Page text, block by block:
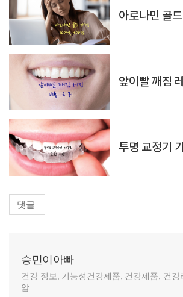
아로나민 골
앞이빨 깨짐
투명 교정기
댓글
승민이아빠
건강 정보, 기능성건강제품, 건강제품, 건강
암